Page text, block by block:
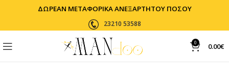
ΔΩΡΕΑΝ ΜΕΤΑΦΟΡΙΚΑ ΑΝΕΞΑΡΤΗΤΟΥ ΠΟΣΟΥ
23210 53588
0 0.00€